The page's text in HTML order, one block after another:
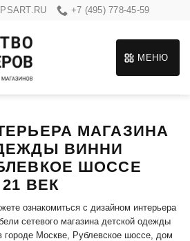
+7 (495) 778-45-59
МЕНЮ
МАГАЗИНА
ВИННИ
ШОССЕ
ВЕК
ознакомиться с дизайном интерьера
сетевого магазина детской одежды
городе Москве, Рублевское шоссе, дом